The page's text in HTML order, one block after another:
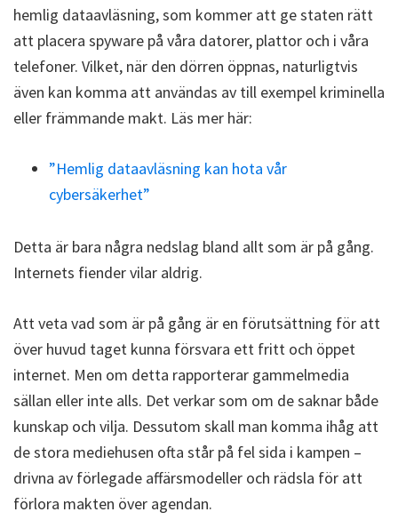
hemlig dataavläsning, som kommer att ge staten rätt
att placera spyware på våra datorer, plattor och i våra
telefoner. Vilket, när den dörren öppnas, naturligtvis
även kan komma att användas av till exempel kriminella
eller främmande makt. Läs mer här:
”Hemlig dataavläsning kan hota vår
cybersäkerhet”
Detta är bara några nedslag bland allt som är på gång.
Internets fiender vilar aldrig.
Att veta vad som är på gång är en förutsättning för att
över huvud taget kunna försvara ett fritt och öppet
internet. Men om detta rapporterar gammelmedia
sällan eller inte alls. Det verkar som om de saknar både
kunskap och vilja. Dessutom skall man komma ihåg att
de stora mediehusen ofta står på fel sida i kampen –
drivna av förlegade affärsmodeller och rädsla för att
förlora makten över agendan.